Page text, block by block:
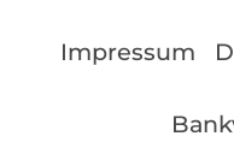
Impressum